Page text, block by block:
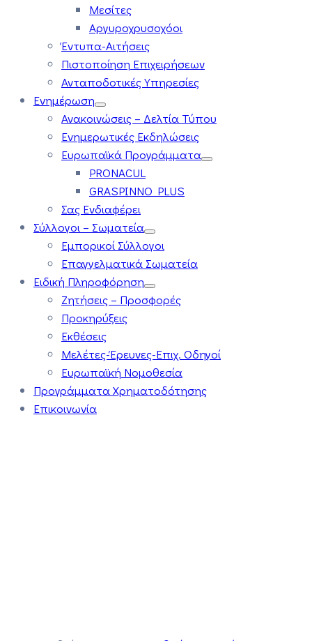
Μεσίτες
Αργυροχρυσοχόοι
Έντυπα-Αιτήσεις
Πιστοποίηση Επιχειρήσεων
Ανταποδοτικές Υπηρεσίες
Ενημέρωση
Ανακοινώσεις – Δελτία Τύπου
Ενημερωτικές Εκδηλώσεις
Ευρωπαϊκά Προγράμματα
PRONACUL
GRASPINNO PLUS
Σας Ενδιαφέρει
Σύλλογοι – Σωματεία
Εμπορικοί Σύλλογοι
Επαγγελματικά Σωματεία
Ειδική Πληροφόρηση
Ζητήσεις – Προσφορές
Προκηρύξεις
Εκθέσεις
Μελέτες-Έρευνες-Επιχ. Οδηγοί
Ευρωπαϊκή Νομοθεσία
Προγράμματα Χρηματοδότησης
Επικοινωνία